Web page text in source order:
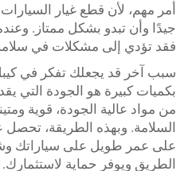
أمر مهم، لأن قطع غيار
جيدًا وأن تبدو بشكل ممتاز.
فقد تؤدي إلى مشكلات في سلامة
سبب آخر قد يجعلك تفكر في كيبل
بكميات كبيرة هو الجودة التي
من مواد عالية الجودة، قوية
السلامة. وبهذه الطريقة،
على عمر طويل على سياراتك
الطريق ويوفر حماية لاستثمارك.